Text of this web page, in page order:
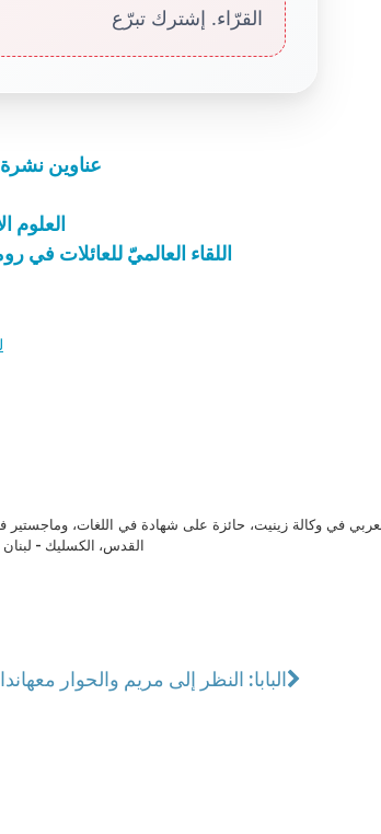
القرّاء. إشترك تبرّع
عناوين نشرة الخميس 1 أيلول
العلوم
اللقاء العالميّ للعائلات في
في وكالة زينيت، حائزة على شهادة في اللغات، وماجستير
القدس، الكسليك -
البابا: النظر إلى مريم والحوار معها